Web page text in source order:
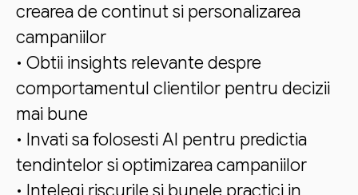
crearea de continut si personalizarea
campaniilor
• Obtii insights relevante despre
comportamentul clientilor pentru decizii
mai bune
• Invati sa folosesti AI pentru predictia
tendintelor si optimizarea campaniilor
• Intelegi riscurile si bunele practici in